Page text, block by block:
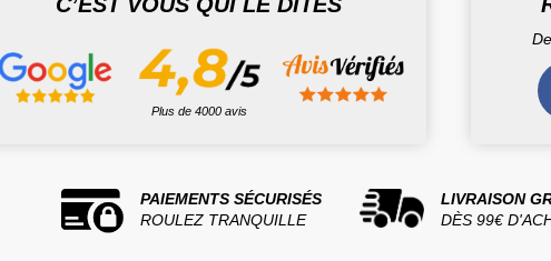
Plus de 4000 avis
PAIEMENTS SÉCURISÉS
ROULEZ TRANQUILLE
LIVRAISON
DÈS 99€